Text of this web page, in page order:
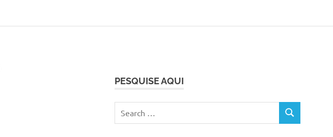
PESQUISE AQUI
for:
SEARCH